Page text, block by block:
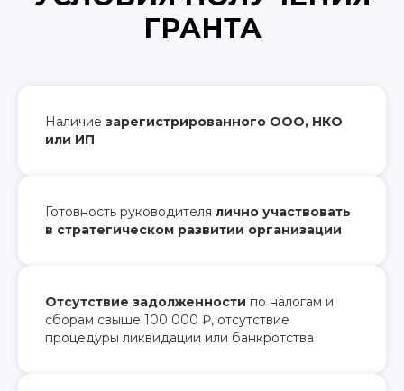
ГРАНТА
Наличие зарегистрированного ООО, НКО
или ИП
Готовность руководителя лично участвовать
в стратегическом развитии организации
Отсутствие задолженности по налогам и
сборам свыше 100 000 ₽, отсутствие
процедуры ликвидации или банкротства